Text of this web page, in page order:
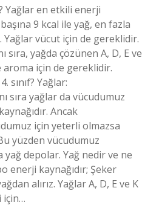
Yağlar en etkili enerji
9 kcal ile yağ, en fazla
vücut için de gereklidir.
sıra, yağda çözünen A, D, E ve
için de gereklidir.
sınıf? Yağlar:
sıra yağlar da vücudumuz
Ancak
için yeterli olmazsa
yüzden vücudumuz
yağ depolar. Yağ nedir ve ne
enerji kaynağıdır; Şeker
alırız. Yağlar A, D, E ve K
için…